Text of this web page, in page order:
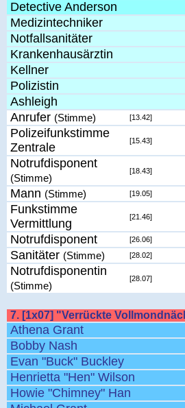
Detective Anderson
Medizintechniker
Notfallsanitäter
Krankenhausärztin
Kellner
Polizistin
Ashleigh
Anrufer (Stimme) [13.42]
Polizeifunkstimme
Zentrale
[15.43]
Notrufdisponent
(Stimme)
[18.43]
Mann (Stimme) [19.05]
Funkstimme
Vermittlung
[21.46]
Notrufdisponent [26.06]
Sanitäter (Stimme) [28.02]
Notrufdisponentin
(Stimme)
[28.07]
7. [1x07] "Verrückte
Athena Grant
Bobby Nash
Evan "Buck" Buckley
Henrietta "Hen" Wilson
Howie "Chimney" Han